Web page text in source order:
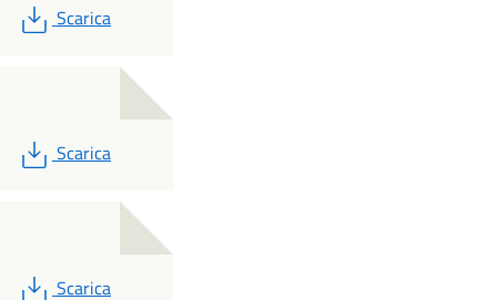
PDF
Scarica
PDF
Scarica
PDF
Scarica